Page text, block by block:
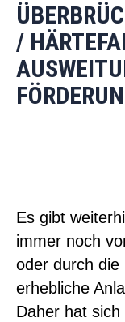
/
Es gibt
immer noch
oder durch die
erhebliche
Daher hat